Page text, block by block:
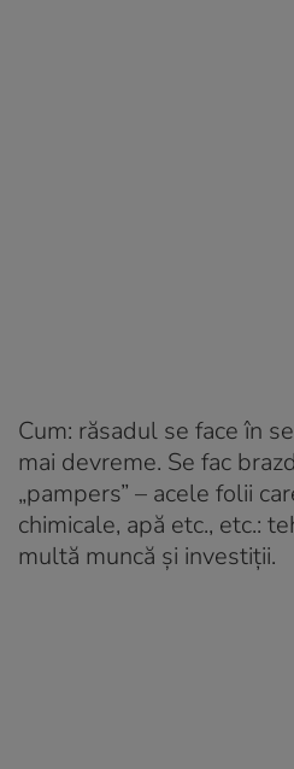
Cum: răsadul se face în
mai devreme. Se fac
„pampers” – acele folii
chimicale, apă etc., etc.:
multă muncă și investiții.